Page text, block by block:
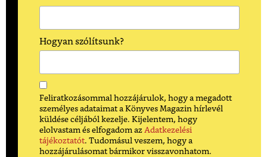
Hogyan szólítsunk?
Feliratkozásommal hozzájárulok, hogy a megadott
személyes adataimat a Könyves Magazin hírlevél
küldése céljából kezelje. Kijelentem, hogy
elolvastam és elfogadom az Adatkezelési
tájékoztatót. Tudomásul veszem, hogy a
hozzájárulásomat bármikor visszavonhatom.